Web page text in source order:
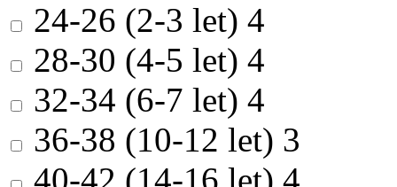
24-26 (2-3 let) 4
28-30 (4-5 let) 4
32-34 (6-7 let) 4
36-38 (10-12 let) 3